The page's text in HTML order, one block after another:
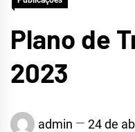
Plano de
2023
admin 24 de